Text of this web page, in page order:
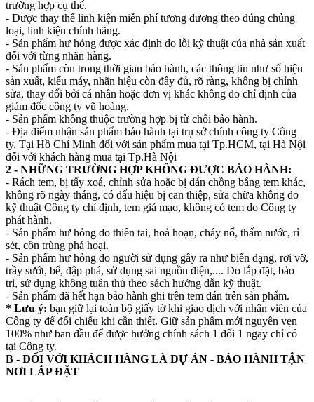
trường hợp cụ thể.
- Được thay thế linh kiện miễn phí tương đương theo đúng chủng
loại, linh kiện chính hãng.
- Sản phẩm hư hỏng được xác định do lỗi kỹ thuật của nhà sản xuất
đối với từng nhãn hàng.
- Sản phẩm còn trong thời gian bảo hành, các thông tin như số hiệu
sản xuất, kiểu máy, nhãn hiệu còn đầy đủ, rõ ràng, không bị chỉnh
sửa, thay đổi bởi cá nhân hoặc đơn vị khác không do chỉ định của
giám đốc công ty vũ hoàng.
- Sản phẩm không thuộc trường hợp bị từ chối bảo hành.
- Địa điểm nhận sản phẩm bảo hành tại trụ sở chính công ty Công
ty. Tại Hồ Chí Minh đối với sản phẩm mua tại Tp.HCM, tại Hà Nội
đối với khách hàng mua tại Tp.Hà Nội
2 - NHỮNG TRƯỜNG HỢP KHÔNG ĐƯỢC BẢO HÀNH:
- Rách tem, bị tẩy xoá, chỉnh sửa hoặc bị dán chồng bằng tem khác,
không rõ ngày tháng, có dấu hiệu bị can thiệp, sửa chữa không do
kỹ thuật Công ty chỉ định, tem giả mạo, không có tem do Công ty
phát hành.
- Sản phẩm hư hỏng do thiên tai, hoả hoạn, cháy nổ, thấm nước, rỉ
sét, côn trùng phá hoại.
- Sản phẩm hư hỏng do người sử dụng gây ra như biến dạng, rơi vỡ,
trầy sướt, bể, đập phá, sử dụng sai nguồn điện,.... Do lắp đặt, bảo
trì, sử dụng không tuân thủ theo sách hướng dẫn kỹ thuật.
- Sản phẩm đã hết hạn bảo hành ghi trên tem dán trên sản phẩm.
* Lưu ý: bạn giữ lại toàn bộ giấy tờ khi giao dịch với nhân viên của
Công ty để đối chiếu khi cần thiết. Giữ sản phẩm mới nguyên vẹn
100% như ban đầu để được hưởng chính sách 1 đổi 1 ngay chỉ có
tại Công ty.
B - ĐỐI VỚI KHÁCH HÀNG LÀ DỰ ÁN - BẢO HÀNH TẬN
NƠI LẮP ĐẶT